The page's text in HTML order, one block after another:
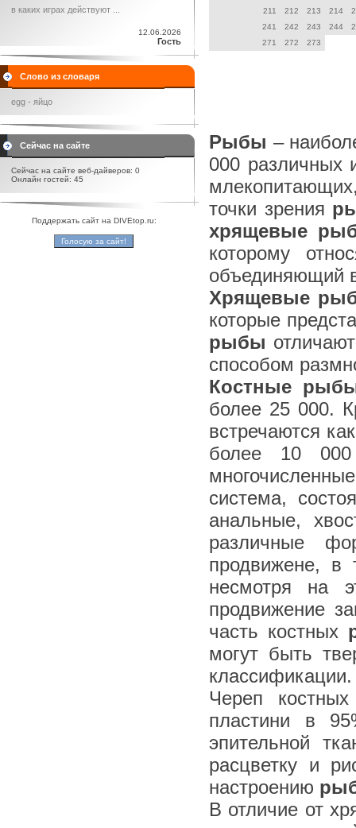
в каких играх действуют ...
12.06.2026
Гость
Слово из словаря
egg - яйцо
Сейчас на сайте
Сейчас на сайте веб-дайверов: 0
Онлайн гостей: 45
Поддержать сайт на DIVEtop.ru:
211
212 213 214
241
242 243 244
271
272 273
Рыбы –
000 различных
точки зрения
хрящевые
которому
объединяющий
Хрящевые
которые
рыбы
способом
Костные
более 25 000.
встречаются
более 10
система,
анальные,
различные
продвижене, в
несмотря на
продвижение
часть костных
могут быть
классификации.
Череп
пластини в
эпительной
расцветку и
настроению
В отличие от